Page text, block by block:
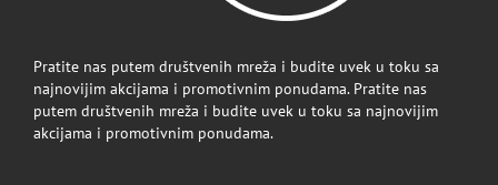
Pratite nas putem društvenih mreža i budite uvek u toku sa
najnovijim akcijama i promotivnim ponudama. Pratite nas
putem društvenih mreža i budite uvek u toku sa najnovijim
akcijama i promotivnim ponudama.